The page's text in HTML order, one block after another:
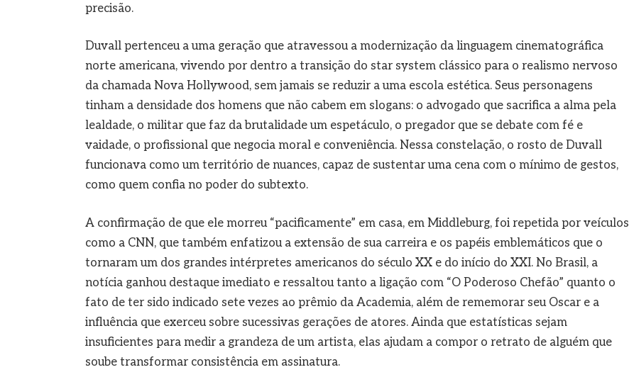
precisão.
Duvall pertenceu a uma geração que atravessou a modernização da linguagem cinematográfica
norte americana, vivendo por dentro a transição do star system clássico para o realismo nervoso
da chamada Nova Hollywood, sem jamais se reduzir a uma escola estética. Seus personagens
tinham a densidade dos homens que não cabem em slogans: o advogado que sacrifica a alma pela
lealdade, o militar que faz da brutalidade um espetáculo, o pregador que se debate com fé e
vaidade, o profissional que negocia moral e conveniência. Nessa constelação, o rosto de Duvall
funcionava como um território de nuances, capaz de sustentar uma cena com o mínimo de gestos,
como quem confia no poder do subtexto.
A confirmação de que ele morreu “pacificamente” em casa, em Middleburg, foi repetida por veículos
como a CNN, que também enfatizou a extensão de sua carreira e os papéis emblemáticos que o
tornaram um dos grandes intérpretes americanos do século XX e do início do XXI. No Brasil, a
notícia ganhou destaque imediato e ressaltou tanto a ligação com “O Poderoso Chefão” quanto o
fato de ter sido indicado sete vezes ao prêmio da Academia, além de rememorar seu Oscar e a
influência que exerceu sobre sucessivas gerações de atores. Ainda que estatísticas sejam
insuficientes para medir a grandeza de um artista, elas ajudam a compor o retrato de alguém que
soube transformar consistência em assinatura.